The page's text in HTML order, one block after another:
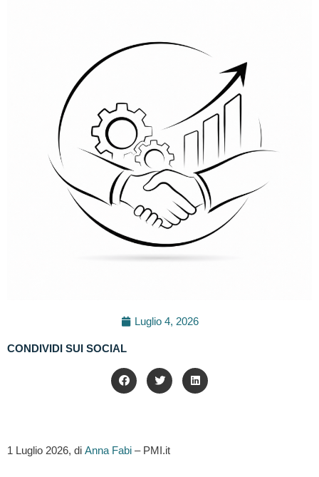
Luglio 4, 2026
CONDIVIDI SUI SOCIAL
1 Luglio 2026, di Anna Fabi – PMI.it